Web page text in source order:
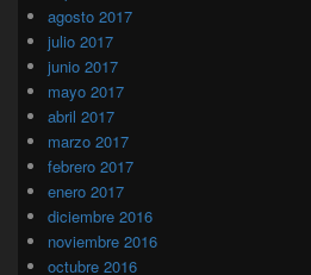
agosto 2017
julio 2017
junio 2017
mayo 2017
abril 2017
marzo 2017
febrero 2017
enero 2017
diciembre 2016
noviembre 2016
octubre 2016